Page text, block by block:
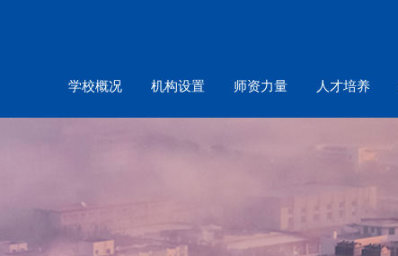
学校概况 机构设置 师资力量 人才培养